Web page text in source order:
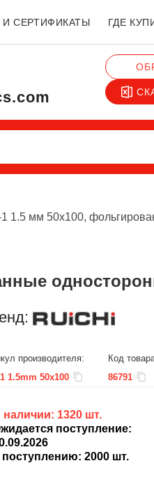
И СЕРТИФИКАТЫ ГДЕ
1 1.5 мм 50x100,
производителя:
1 1.5mm 50x100
Код
86791
наличии: 1320шт.
поступление:
поступлению: 2000шт.